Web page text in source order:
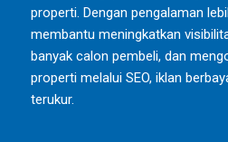
properti. Dengan pengalaman
membantu meningkatkan
banyak calon pembeli, dan
properti melalui SEO, iklan
terukur.